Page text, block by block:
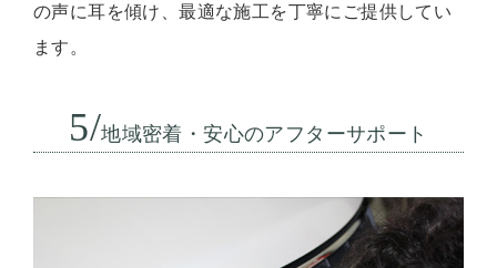
の声に耳を傾け、最適な施工を丁寧にご提供してい
ます。
5/地域密着・安心のアフターサポート